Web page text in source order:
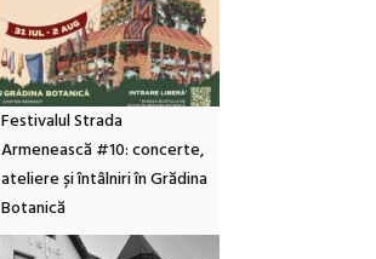
Festivalul Strada
Armenească #10: concerte,
ateliere și întâlniri în Grădina
Botanică